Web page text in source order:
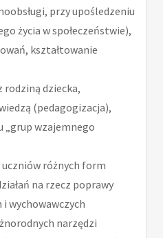
przy upośledzeniu
życia w społeczeństwie),
kształtowanie
rodziną dziecka,
(pedagogizacja),
„grup wzajemnego
różnych form
na rzecz poprawy
wychowawczych
narzędzi